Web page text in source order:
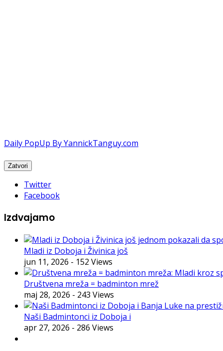
Daily PopUp By YannickTanguy.com
Twitter
Facebook
Izdvajamo
Mladi iz Doboja i Živinica još
jun 11, 2026 - 152 Views
Društvena mreža = badminton mrež
maj 28, 2026 - 243 Views
Naši Badmintonci iz Doboja i
apr 27, 2026 - 286 Views